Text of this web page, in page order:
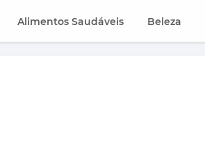
Alimentos Saudáveis Beleza